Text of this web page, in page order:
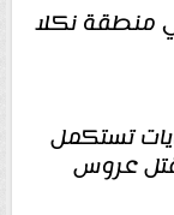
منطقة نكلا
تستكمل
عروس